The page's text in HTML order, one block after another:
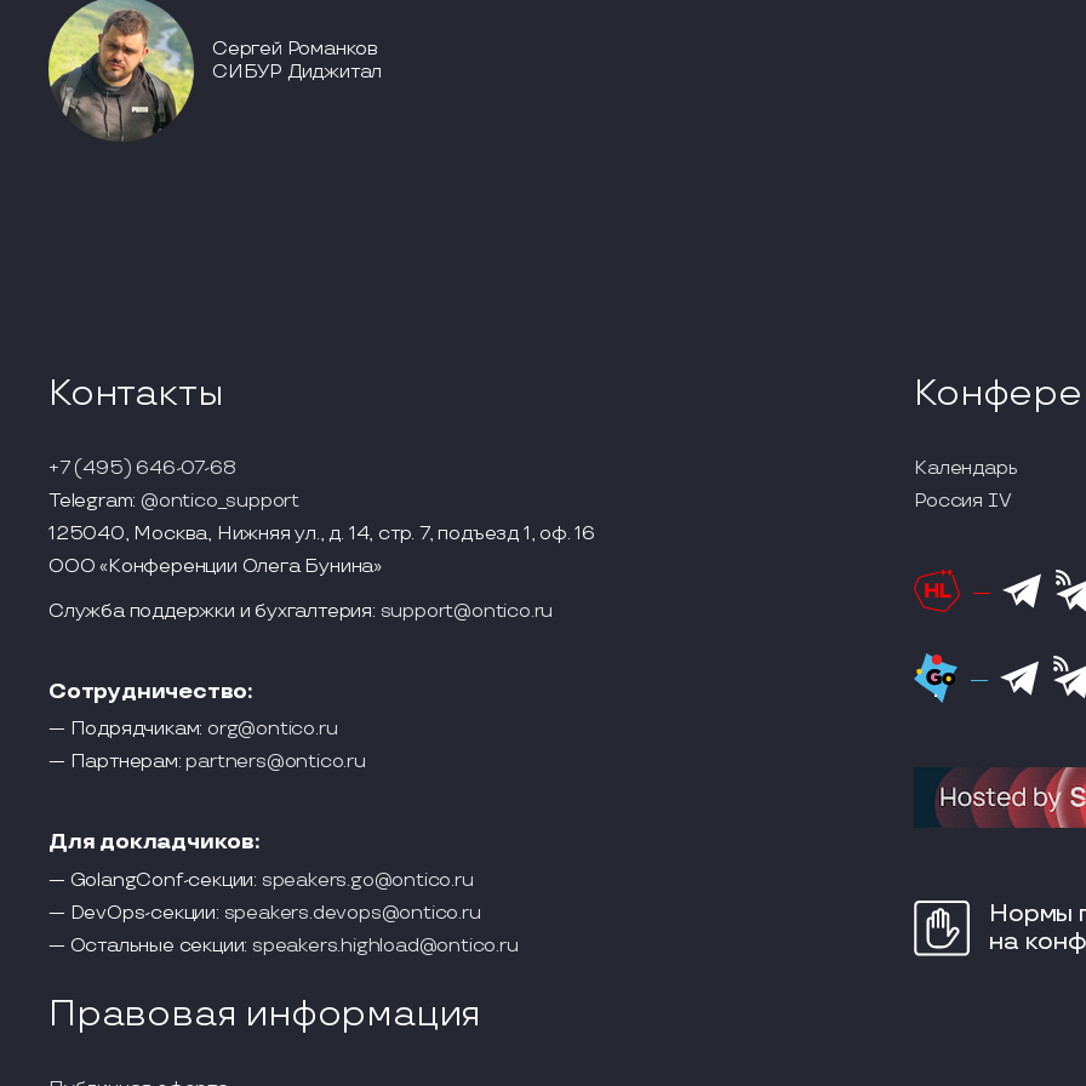
Сергей Романков
СИБУР Диджитал
Контакты
+7 (495) 646-07-68
Telegram: @ontico_support
125040, Москва, Нижняя ул., д. 14, стр. 7, подъезд 1, оф. 16
ООО «Конференции Олега Бунина»
Служба поддержки и бухгалтерия: support@ontico.ru
Сотрудничество:
— Подрядчикам: org@ontico.ru
— Партнерам: partners@ontico.ru
Для докладчиков:
— GolangConf-секции: speakers.go@ontico.ru
— DevOps-секции: speakers.devops@ontico.ru
— Остальные секции: speakers.highload@ontico.ru
Календарь
Россия IV
Нормы
на
Правовая информация